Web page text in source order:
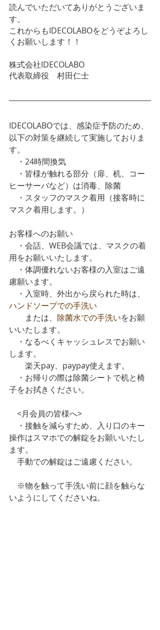
読んでいただいてありがとうございま
す。
これからもIDECOLABOをどうぞよろし
くお願いします！！
株式会社IDECOLABO
代表取締役　村田仁士
IDECOLABOでは、感染症予防のため、
以下の対策を継続して実施しておりま
す。
・24時間換気
・皆様が触れる部分（扉、机、コー
ヒーサーバなど）は消毒、除菌
・スタッフのマスク着用（接客時に
マスク着用します。）
お客様へのお願い
・会話、WEB会議では、マスクの着
用をお願いいたします。
・体調優れないお客様の入室はご遠
慮願います。
・入室時、外出から戻られた時は、
ハンドソープでの手洗い
または、 除菌水での手洗いをお願
いいたします。
・なるべくキャッシュレスでお願い
します。
楽天pay、paypay使えます。
・お帰りの際は除菌シートで机と椅
子をお拭きください。
<月会員の皆様へ>
・接触を減らすため、入り口のキー
操作はスマホでの解錠をお願いいたし
ます。
手動での解錠はご遠慮ください。
※物を触って手洗い前に顔を触らな
いようにしてくださいね。